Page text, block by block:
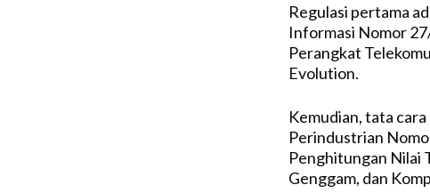
Regulasi pertama
Informasi Nomor
Perangkat
Evolution.
Kemudian, tata
Perindustrian
Penghitungan Nilai
Genggam, dan